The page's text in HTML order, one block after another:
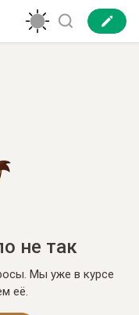
не так
Мы уже в курсе
её.